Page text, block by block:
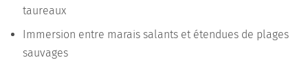
taureaux
Immersion entre marais salants et étendues de plages
sauvages